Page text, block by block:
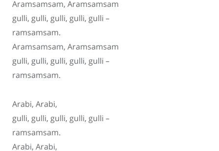
Aramsamsam, Aramsamsam
gulli, gulli, gulli, gulli, gulli –
ramsamsam.
Aramsamsam, Aramsamsam
gulli, gulli, gulli, gulli, gulli –
ramsamsam.
Arabi, Arabi,
gulli, gulli, gulli, gulli, gulli –
ramsamsam.
Arabi, Arabi,